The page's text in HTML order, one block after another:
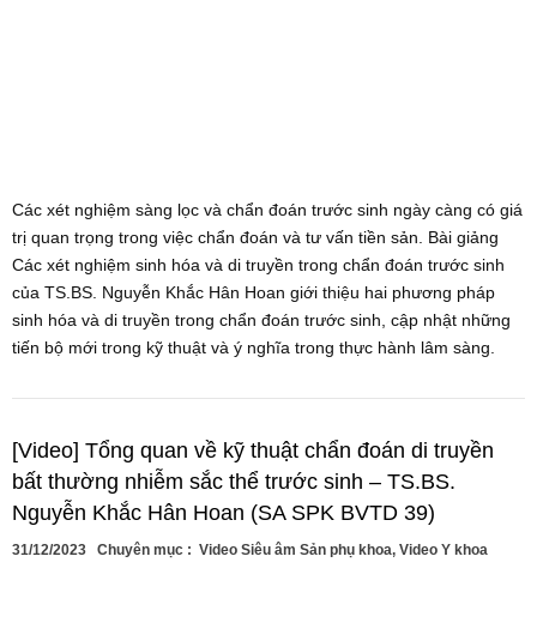
Các xét nghiệm sàng lọc và chẩn đoán trước sinh ngày càng có giá
trị quan trọng trong việc chẩn đoán và tư vấn tiền sản. Bài giảng
Các xét nghiệm sinh hóa và di truyền trong chẩn đoán trước sinh
của TS.BS. Nguyễn Khắc Hân Hoan giới thiệu hai phương pháp
sinh hóa và di truyền trong chẩn đoán trước sinh, cập nhật những
tiến bộ mới trong kỹ thuật và ý nghĩa trong thực hành lâm sàng.
[Video] Tổng quan về kỹ thuật chẩn đoán di truyền
bất thường nhiễm sắc thể trước sinh – TS.BS.
Nguyễn Khắc Hân Hoan (SA SPK BVTD 39)
31/12/2023 Chuyên mục : Video Siêu âm Sản phụ khoa, Video Y khoa